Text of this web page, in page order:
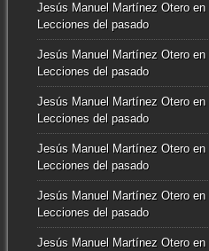
Jesús Manuel Martínez Oteroen
Lecciones del pasado
Jesús Manuel Martínez Oteroen
Lecciones del pasado
Jesús Manuel Martínez Oteroen
Lecciones del pasado
Jesús Manuel Martínez Oteroen
Lecciones del pasado
Jesús Manuel Martínez Oteroen
Lecciones del pasado
Jesús Manuel Martínez Oteroen